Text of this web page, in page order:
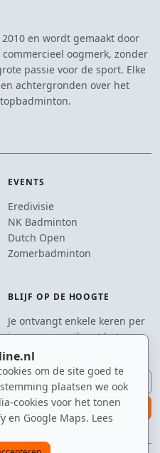
om de site goed te
plaatsen we ook
cookies voor het tonen
en Google Maps. Lees
en wordt gemaakt door
oogmerk, zonder
passie voor de sport. Elke
achtergronden over het
EVENTS
Eredivisie
NK Badminton
Dutch Open
Zomerbadminton
BLIJF OP DE HOOGTE
Je ontvangt enkele keren per
jaar een e-mail met het
laatste badmintonnieuws.
E-mailadres
aanmelden